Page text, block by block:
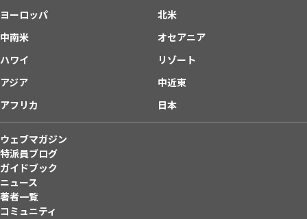
ヨーロッパ
北米
中南米
オセアニア
ハワイ
リゾート
アジア
中近東
アフリカ
日本
ウェブマガジン
特派員ブログ
ガイドブック
ニュース
著者一覧
コミュニティ